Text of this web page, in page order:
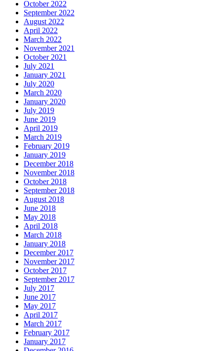
October 2022
September 2022
August 2022
April 2022
March 2022
November 2021
October 2021
July 2021
January 2021
July 2020
March 2020
January 2020
July 2019
June 2019
April 2019
March 2019
February 2019
January 2019
December 2018
November 2018
October 2018
September 2018
August 2018
June 2018
May 2018
April 2018
March 2018
January 2018
December 2017
November 2017
October 2017
September 2017
July 2017
June 2017
May 2017
April 2017
March 2017
February 2017
January 2017